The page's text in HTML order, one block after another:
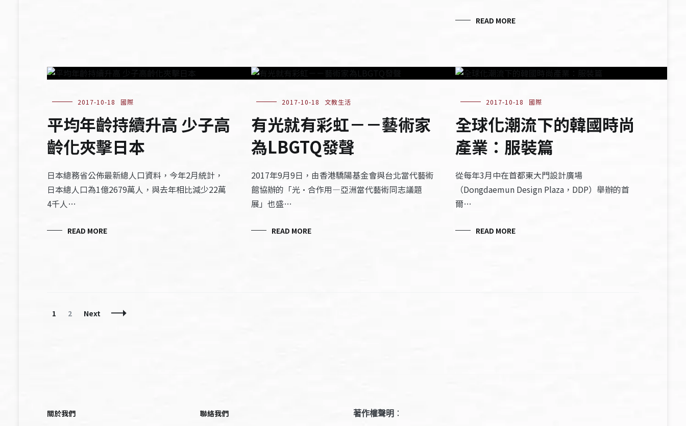
READ MORE
2017-10-18 國際
平均年齡持續升高 少子高
齡化夾擊日本
日本總務省公佈最新總人口資料，今年2月統計，
日本總人口為1億2679萬人，與去年相比減少22萬
4千人…
READ MORE
2017-10-18 文教生活
有光就有彩虹－－藝術家
為LBGTQ發聲
2017年9月9日，由香港驕陽基金會與台北當代藝術
館協辦的「光·合作用—亞洲當代藝術同志議題
展」也盛…
READ MORE
2017-10-18 國際
全球化潮流下的韓國時尚
產業：服裝篇
從每年3月中在首都東大門設計廣場
（Dongdaemun Design Plaza，DDP）舉辦的首
爾…
READ MORE
Posts
Page
1 Page
2 Next
關於我們 聯絡我們 著作權聲明 ：